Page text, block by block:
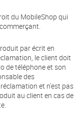
du MobileShop qui
par écrit en
le client doit
de téléphone et son
des
et n'est pas
au client en cas de